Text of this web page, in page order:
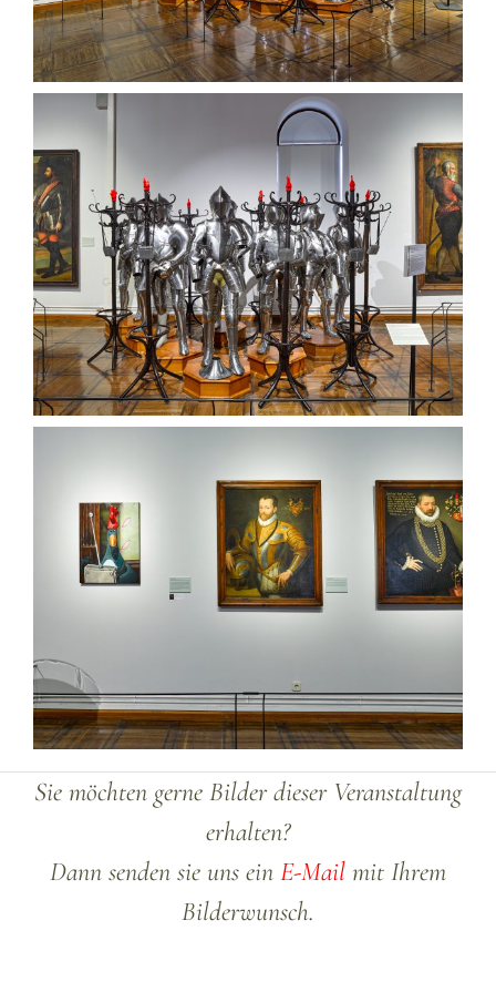
Sie möchten gerne Bilder dieser Veranstaltung
erhalten?
Dann senden sie uns ein E-Mail mit Ihrem
Bilderwunsch.